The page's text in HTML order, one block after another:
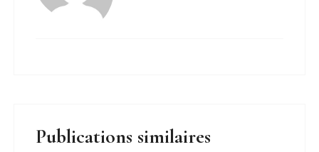
Publications similaires